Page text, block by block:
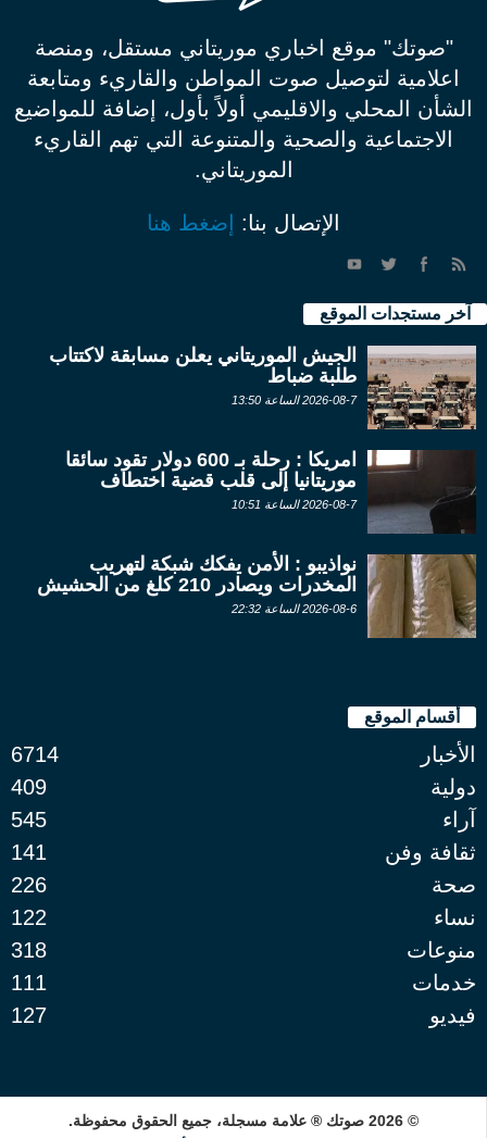
"صوتك" موقع اخباري موريتاني مستقل، ومنصة
اعلامية لتوصيل صوت المواطن والقاريء ومتابعة
الشأن المحلي والاقليمي أولاً بأول، إضافة للمواضيع
الاجتماعية والصحية والمتنوعة التي تهم القاريء
الموريتاني.
الإتصال بنا: إضغط هنا
آخر مستجدات الموقع
الجيش الموريتاني يعلن مسابقة لاكتتاب
طلبة ضباط
2026-08-7 الساعة 13:50
امريكا : رحلة بـ 600 دولار تقود سائقا
موريتانيا إلى قلب قضية اختطاف
2026-08-7 الساعة 10:51
نواذيبو : الأمن يفكك شبكة لتهريب
المخدرات ويصادر 210 كلغ من الحشيش
2026-08-6 الساعة 22:32
أقسام الموقع
الأخبار
6714
دولية
409
آراء
545
ثقافة وفن
141
صحة
226
نساء
122
منوعات
318
خدمات
111
فيديو
127
© 2026 صوتك ® علامة مسجلة، جميع الحقوق محفوظة.